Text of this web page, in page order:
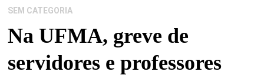
SEM CATEGORIA
Na UFMA, greve de
servidores e professores